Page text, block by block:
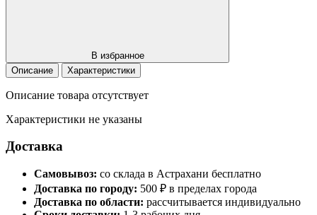
В избранное
Описание
Характеристики
Описание товара отсутствует
Характеристики не указаны
Доставка
Самовывоз: со склада в Астрахани бесплатно
Доставка по городу: 500 ₽ в пределах города
Доставка по области: рассчитывается индивидуально